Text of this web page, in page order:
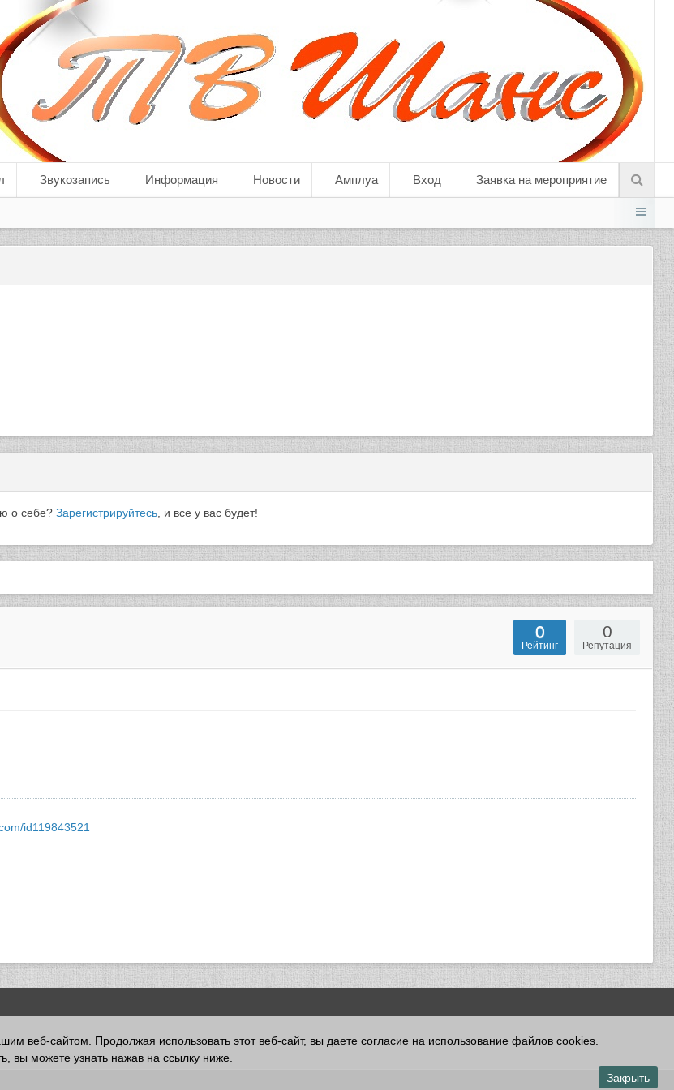
Звукозапись Информация Новости Амплуа Вход Заявка на мероприятие
о себе? Зарегистрируйтесь , и все у вас будет!
0
Репутация
0
Рейтинг
id119843521
веб-сайтом. Продолжая использовать этот веб-сайт, вы даете согласие на использование файлов cookies.
вы можете узнать нажав на ссылку ниже.